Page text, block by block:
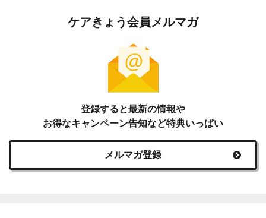
ケアきょう会員メルマガ
登録すると最新の情報や
お得なキャンペーン告知など特典いっぱい
メルマガ登録